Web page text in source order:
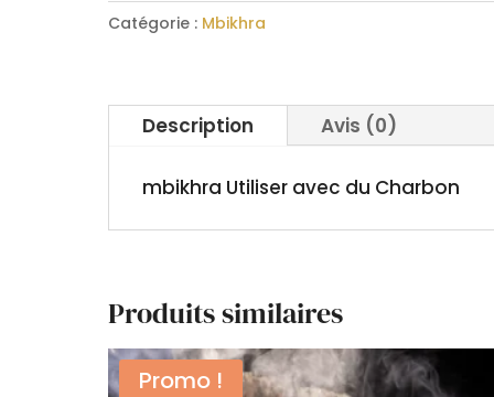
rond
Catégorie : Mbikhra
Description Avis (0)
mbikhra Utiliser avec du Charbon
Produits similaires
Promo !